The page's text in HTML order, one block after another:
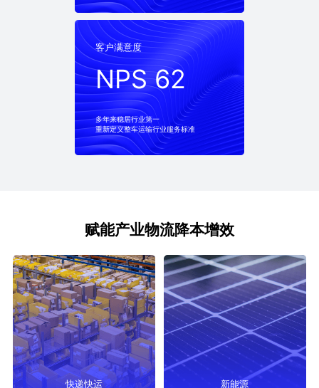
客户满意度
NPS 62
客户满意度
NPS 62
多年来稳居行业第一
重新定义整车运输行业服务标准
赋能产业物流降本增效
快递快运 新能源